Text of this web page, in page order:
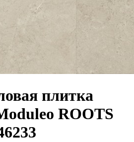
плитка
ROOTS